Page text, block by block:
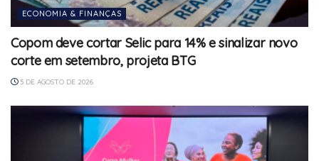
ECONOMIA & FINANÇAS
Copom deve cortar Selic para 14% e sinalizar novo
corte em setembro, projeta BTG
5 DE AGOSTO DE 2026